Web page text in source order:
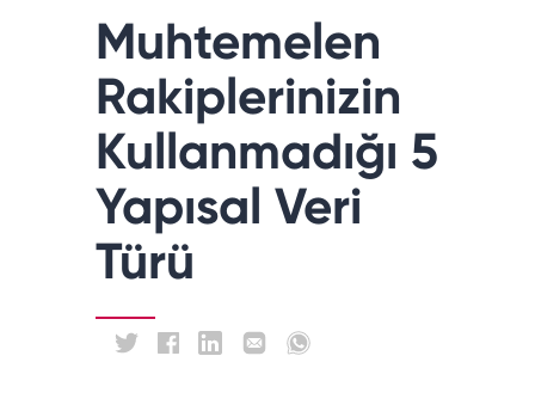
Muhtemelen
Rakiplerinizin
Kullanmadığı 5
Yapısal Veri
Türü